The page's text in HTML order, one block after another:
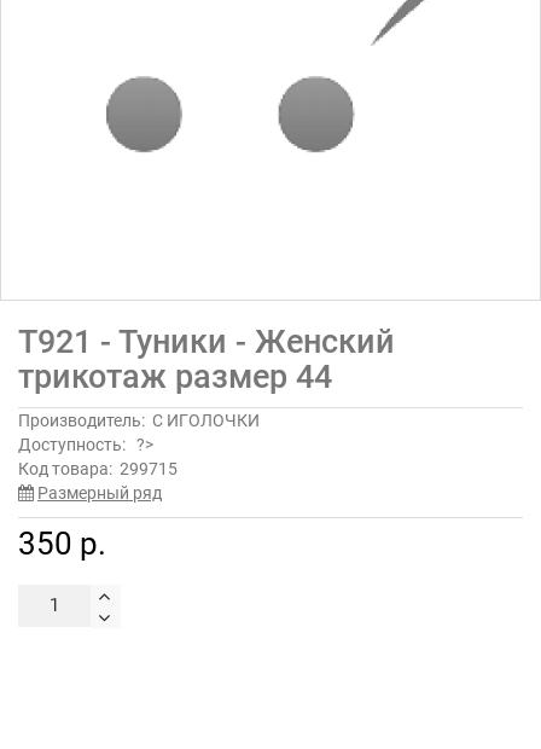
Т921 - Туники - Женский
трикотаж размер 44
Производитель: С ИГОЛОЧКИ
Доступность: ?>
Код товара: 299715
Размерный ряд
350 р.